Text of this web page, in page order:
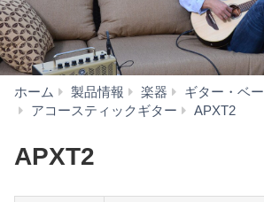
ホーム 製品情報 楽器
ギター・ベ
アコースティックギター
APXT2
APXT2